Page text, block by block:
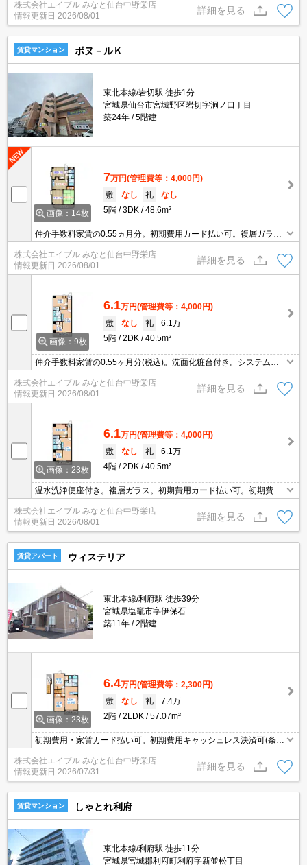
付き。洗面化粧台付き。室内に洗濯機置場あり。
株式会社エイブル みなと仙台中野栄店
情報更新日 2026/08/01
詳細を見る
賃貸マンション ボヌ－ルＫ
東北本線/岩切駅 徒歩1分
宮城県仙台市宮城野区岩切字洞ノ口丁目
築24年
5階建
画像：14枚
7万円(管理費等：4,000円)
敷
なし 礼
なし
5階
3DK 48.6m²
仲介手数料家賃の0.55ヵ月分。初期費用カード払い可。複層ガラ
ス。システムキッチン。BS受信可。TVインターホン付き。エレベ
ーター内防犯カメラ設置。シャワー付独立洗面台。法人契約の場
合、敷金2ヶ月。
株式会社エイブル みなと仙台中野栄店
情報更新日 2026/08/01
詳細を見る
画像：9枚
6.1万円(管理費等：4,000円)
敷
なし 礼
6.1万
5階
2DK 40.5m²
仲介手数料家賃の0.55ヶ月分(税込)。洗面化粧台付き。システムキ
ッチン。初期費用カード払い可。IH調理器付き。連帯保証人要。
株式会社エイブル みなと仙台中野栄店
情報更新日 2026/08/01
詳細を見る
画像：23枚
6.1万円(管理費等：4,000円)
敷
なし 礼
6.1万
4階
2DK 40.5m²
温水洗浄便座付き。複層ガラス。初期費用カード払い可。初期費用
キャッシュレス決済可(条件あり)。複層ガラス。洗面化粧台付き。
シャワー付き。敷地内、全面禁煙。法人契約の場合、敷金2ヶ月。
エレベーターあり。
株式会社エイブル みなと仙台中野栄店
情報更新日 2026/08/01
詳細を見る
賃貸アパート ウィステリア
東北本線/利府駅 徒歩39分
宮城県塩竈市字伊保石
築11年
2階建
画像：23枚
6.4万円(管理費等：2,300円)
敷
なし 礼
7.4万
2階
2LDK 57.07m²
初期費用・家賃カード払い可。初期費用キャッシュレス決済可(条件
あり)。追焚き機能付バス。浴室乾燥機付。TVインターホン付き。
エアコン2台。ペット応相談。キッチンは対面式。温水洗浄便座付
き。角部屋。
株式会社エイブル みなと仙台中野栄店
情報更新日 2026/07/31
詳細を見る
賃貸マンション しゃとれ利府
東北本線/利府駅 徒歩11分
宮城県宮城郡利府町利府字新並松丁目